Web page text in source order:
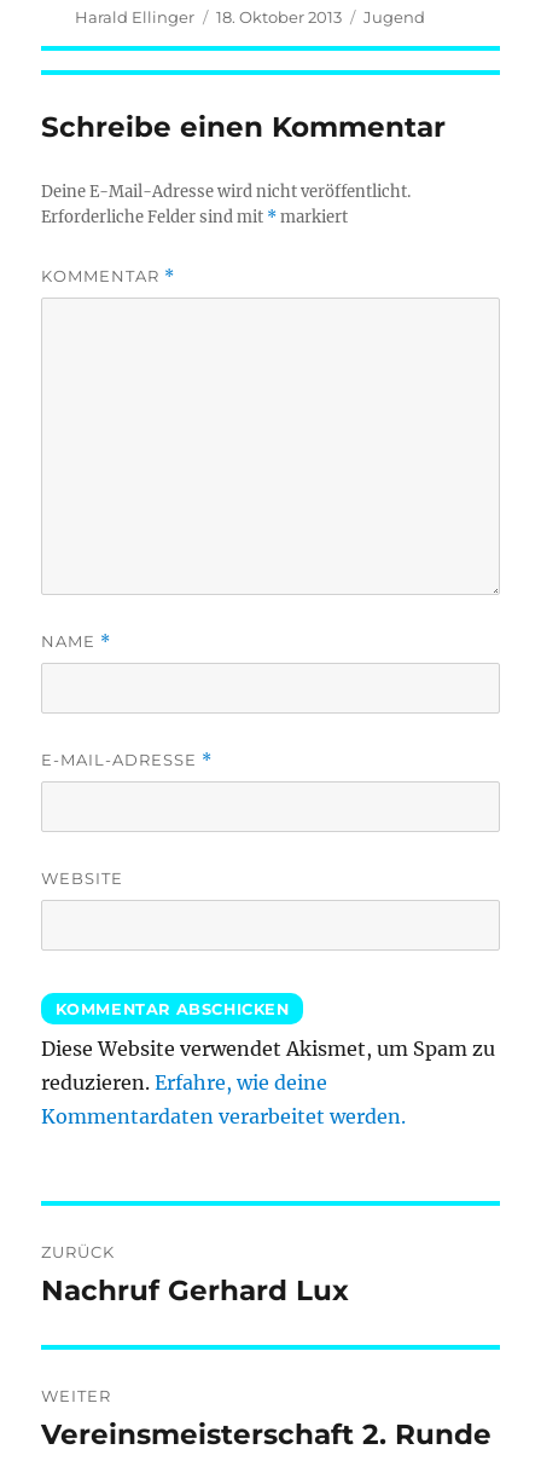
Autor
Harald Ellinger
Veröffentlicht
am
18. Oktober 2013 Kategorien
Jugend
Schreibe einen Kommentar
Deine E-Mail-Adresse wird nicht veröffentlicht.
Erforderliche Felder sind mit *markiert
KOMMENTAR *
NAME *
E-MAIL-ADRESSE *
WEBSITE
Diese Website verwendet Akismet, um Spam zu
reduzieren.Erfahre, wie deine
Kommentardaten verarbeitet werden.
ZURÜCK
Vorheriger
Nachruf Gerhard Lux
WEITER
Nächster
Vereinsmeisterschaft 2. Runde